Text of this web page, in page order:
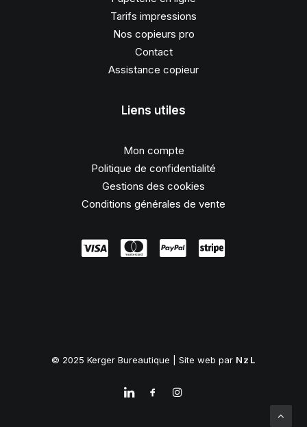
Tarifs impressions
Nos copieurs pro
Contact
Assistance copieur
Liens utiles
Mon compte
Politique de confidentialité
Gestions des cookies
Conditions générales de vente
© 2025 Kerger Bureautique | Site web par NzL